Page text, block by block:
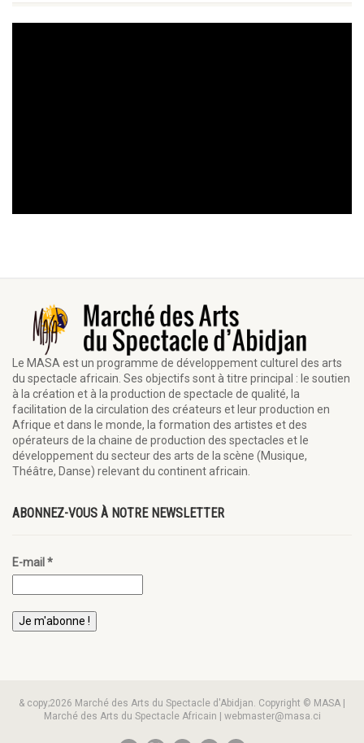
Le MASA est un programme de développement culturel des arts
du spectacle africain. Ses objectifs sont à titre principal : le soutien
à la création et à la production de spectacle de qualité, la
facilitation de la circulation des créateurs et leur production en
Afrique et dans le monde, la formation des artistes et des
opérateurs de la chaine de production des spectacles et le
développement du secteur des arts de la scène (Musique,
Théâtre, Danse) relevant du continent africain.
ABONNEZ-VOUS À NOTRE NEWSLETTER
E-mail*
& copy;2026 Marché des Arts du Spectacle d'Abidjan. Copyright © MASA |
Marché des Arts du Spectacle Africain | webmaster@masa.ci